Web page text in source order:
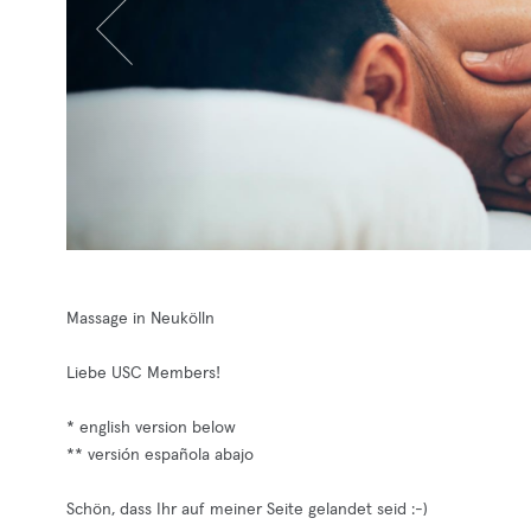
Massage in Neukölln
Liebe USC Members!
* english version below
** versión española abajo
Schön, dass Ihr auf meiner Seite gelandet seid :-)